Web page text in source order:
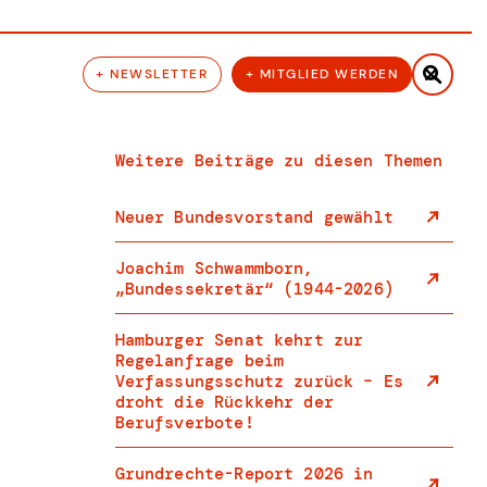
+ NEWSLETTER + MITGLIED WERDEN 
Weitere Beiträge zu diesen Themen
Neuer Bundesvorstand gewählt
Joachim Schwammborn,
„Bundessekretär“ (1944-2026)
Hamburger Senat kehrt zur
Regelanfrage beim
Verfassungsschutz zurück – Es
droht die Rückkehr der
Berufsverbote!
Grundrechte-Report 2026 in